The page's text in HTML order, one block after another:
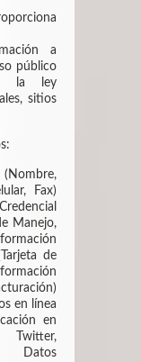
a
público
la ley
sitios
Fax)
Manejo,
de
en línea
en
Twitter,
Datos